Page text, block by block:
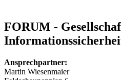
FORUM -
Ansprechpartner:
Martin Wiesenmaier